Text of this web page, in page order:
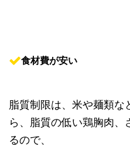
食材費が安い
脂質制限は、米や麺類
ら、脂質の低い鶏胸肉
るので、